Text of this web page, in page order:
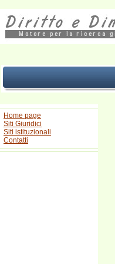
Home page
Siti Giuridici
Siti istituzionali
Contatti